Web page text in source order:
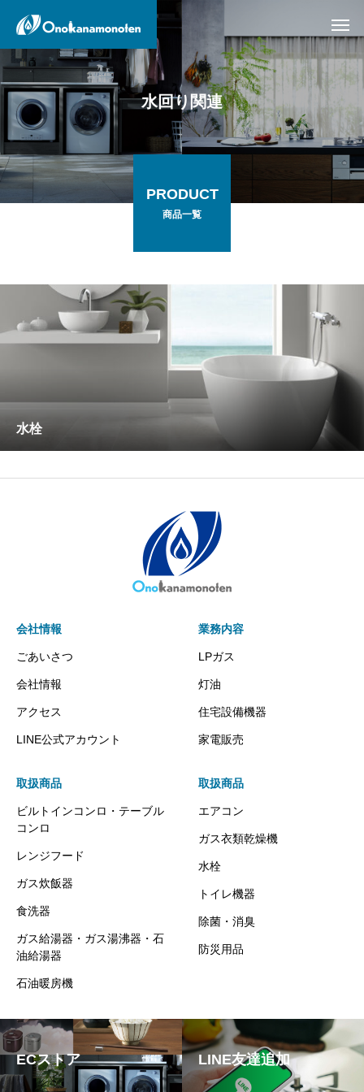
水回り関連
PRODUCT
商品一覧
水栓
会社情報
ごあいさつ
会社情報
アクセス
LINE公式アカウント
業務内容
LPガス
灯油
住宅設備機器
家電販売
取扱商品
ビルトインコンロ・テーブル
コンロ
レンジフード
ガス炊飯器
食洗器
ガス給湯器・ガス湯沸器・石
油給湯器
石油暖房機
取扱商品
エアコン
ガス衣類乾燥機
水栓
トイレ機器
除菌・消臭
防災用品
ECストア LINE友達追加